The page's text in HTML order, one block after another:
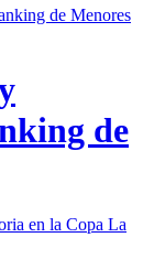
de